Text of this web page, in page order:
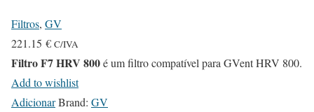
Filtros, GV
221.15 € C/IVA
Filtro F7 HRV 800é um filtro compatível para GVent HRV 800.
Add to wishlist
AdicionarBrand: GV